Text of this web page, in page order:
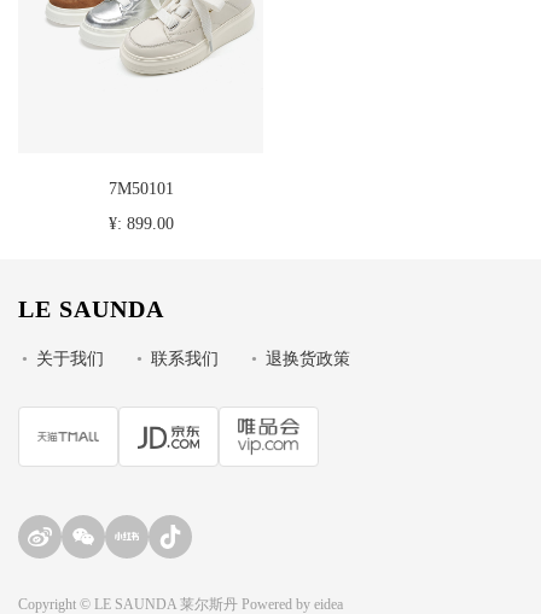
7M50101
¥: 899.00
LE SAUNDA
• 关于我们 • 联系我们 • 退换货政策
Copyright © LE SAUNDA 莱尔斯丹 Powered by eidea